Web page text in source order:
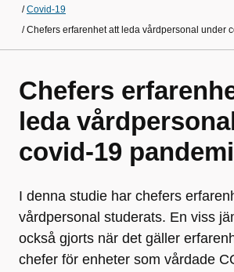
/Covid-19
/Chefers erfarenhet att leda vårdpersonal under
Chefers
leda
covid-19
I denna studie har chefers
vårdpersonal studerats. En viss
också gjorts när det gäller
chefer för enheter som vårdade